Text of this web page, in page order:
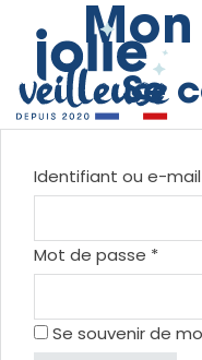
Se
Identifiant ou e-mail
Mot de passe *
Se souvenir de